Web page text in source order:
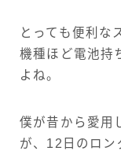
とっても便利な
機種ほど電池持
よね。
僕が昔から愛用
が、12日のロン